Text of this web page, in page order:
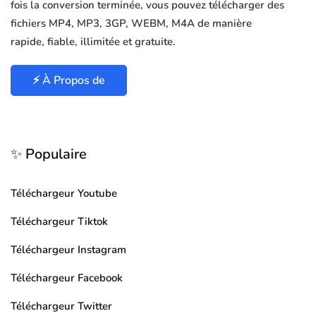
fois la conversion terminée, vous pouvez télécharger des
fichiers MP4, MP3, 3GP, WEBM, M4A de manière
rapide, fiable, illimitée et gratuite.
⚡ À Propos de
✨ Populaire
Téléchargeur Youtube
Téléchargeur Tiktok
Téléchargeur Instagram
Téléchargeur Facebook
Téléchargeur Twitter